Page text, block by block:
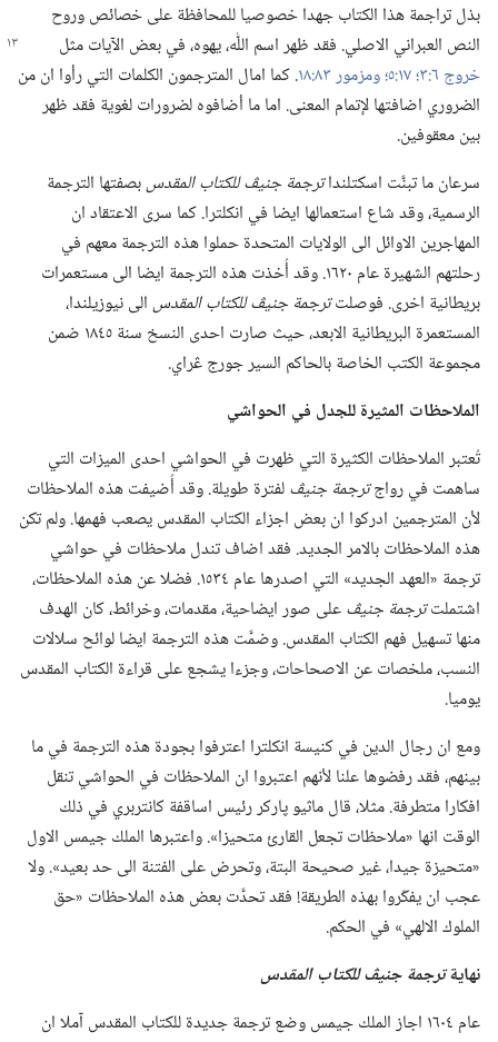
بذل تراجمة هذا الكتاب جهدا خصوصيا للمحافظة على خصائص وروح
النص العبراني الاصلي.‏ فقد ظهر اسم اللّٰه،‏ يهوه،‏ في بعض الآياتمثل
خروج ٦:‏٣؛‏
ومزمور ٨٣:‏١٨
‏.‏ كما امال المترجمون الكلمات التي رأوا ان من
الضروري اضافتها لإتمام المعنى.‏ اما ما أضافوه لضرورات لغوية فقد ظهر
بين معقوفين.‏
سرعان ما تبنَّت اسكتلنداترجمة جنيڤ للكتاب المقدسبصفتها الترجمة
الرسمية،‏ وقد شاع استعمالها ايضا في انكلترا.‏ كما سرى الاعتقاد ان
المهاجرين الاوائل الى الولايات المتحدة حملوا هذه الترجمة معهم في
رحلتهم الشهيرة عام ١٦٢٠.‏ وقد أُخذت هذه الترجمة ايضا الى مستعمرات
بريطانية اخرى.‏ فوصلتترجمة جنيڤ للكتاب المقدسالى نيوزيلندا،‏
المستعمرة البريطانية الابعد،‏ حيث صارت احدى النسخ سنة ١٨٤٥ ضمن
مجموعة الكتب الخاصة بالحاكم السير جورج ڠراي.‏
الملاحظات المثيرة للجدل في الحواشي
تُعتبر الملاحظات الكثيرة التي ظهرت في الحواشي احدى الميزات التي
ساهمت في رواجترجمة جنيڤلفترة طويلة.‏ وقد أُضيفت هذه الملاحظات
لأن المترجمين ادركوا ان بعض اجزاء الكتاب المقدس يصعب فهمها.‏ ولم تكن
هذه الملاحظات بالامر الجديد.‏ فقد اضاف تندل ملاحظات في حواشي
ترجمة «العهد الجديد» التي اصدرها عام ١٥٣٤.‏ فضلا عن هذه الملاحظات،‏
اشتملتترجمة جنيڤعلى صور ايضاحية،‏ مقدمات،‏ وخرائط،‏ كان الهدف
منها تسهيل فهم الكتاب المقدس.‏ وضمَّت هذه الترجمة ايضا لوائح سلالات
النسب،‏ ملخصات عن الاصحاحات،‏ وجزءا يشجع على قراءة الكتاب المقدس
يوميا.‏
ومع ان رجال الدين في كنيسة انكلترا اعترفوا بجودة هذه الترجمة في ما
بينهم،‏ فقد رفضوها علنا لأنهم اعتبروا ان الملاحظات في الحواشي تنقل
افكارا متطرفة.‏ مثلا،‏ قال ماثيو پاركر رئيس اساقفة كانتربري في ذلك
الوقت انها «ملاحظات تجعل القارئ متحيزا».‏ واعتبرها الملك جيمس الاول
«متحيزة جيدا،‏ غير صحيحة البتة،‏ وتحرض على الفتنة الى حد بعيد».‏ ولا
عجب ان يفكّروا بهذه الطريقة!‏ فقد تحدَّت بعض هذه الملاحظات «حق
الملوك الالهي» في الحكم.‏
نهايةترجمة جنيڤ للكتاب المقدس
عام ١٦٠٤ اجاز الملك جيمس وضع ترجمة جديدة للكتاب المقدس آملا ان